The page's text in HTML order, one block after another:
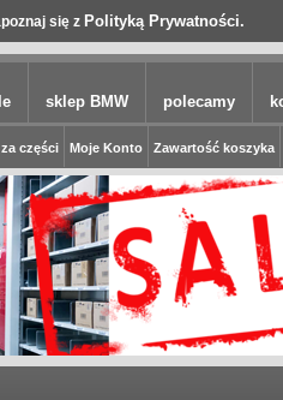
się z Polityką Prywatności.
sklep BMW polecamy
części Moje Konto Zawartość koszyka